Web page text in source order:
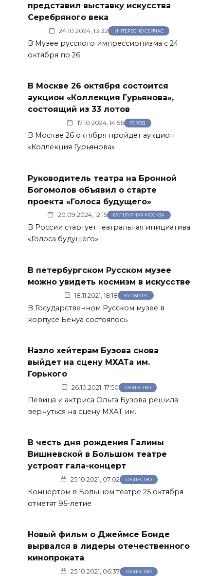
представил выставку искусства
Серебряного века
24.10.2024, 13:32 ИНТЕРЕСНО СЕЙЧАС
В Музее русского импрессионизма с 24
октября по 26
В Москве 26 октября состоится
аукцион «Коллекция Гурьянова»,
состоящий из 33 лотов
17.10.2024, 14:56 ГОРОД
В Москве 26 октября пройдет аукцион
«Коллекция Гурьянова»
Руководитель театра на Бронной
Богомолов объявил о старте
проекта «Голоса будущего»
20.09.2024, 12:15 КУЛЬТУРНАЯ МОСКВА
В России стартует театральная инициатива
«Голоса будущего»
В петербургском Русском музее
можно увидеть космизм в искусстве
18.11.2021, 18:18 КУЛЬТУРА
В Государственном Русском музее в
корпусе Бенуа состоялось
Назло хейтерам Бузова снова
выйдет на сцену МХАТа им.
Горького
26.10.2021, 17:50 ОБЩЕСТВО
Певица и актриса Ольга Бузова решила
вернуться на сцену МХАТ им.
В честь дня рождения Галины
Вишневской в Большом театре
устроят гала-концерт
25.10.2021, 07:02 ОБЩЕСТВО
Концертом в Большом театре 25 октября
отметят 95-летие
Новый фильм о Джеймсе Бонде
вырвался в лидеры отечественного
кинопроката
25.10.2021, 06:37 ОБЩЕСТВО